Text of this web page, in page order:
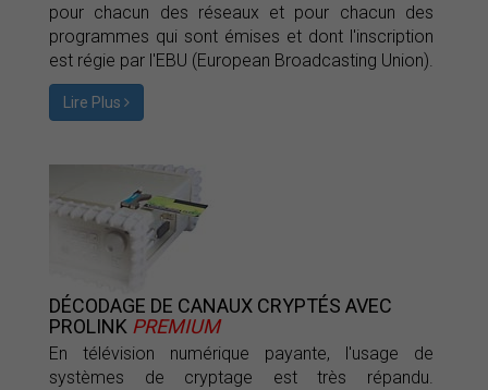
pour chacun des réseaux et pour chacun des
programmes qui sont émises et dont l'inscription
est régie par l'EBU (European Broadcasting Union).
Lire Plus
DÉCODAGE DE CANAUX CRYPTÉS AVEC
PROLINK PREMIUM
En télévision numérique payante, l'usage de
systèmes de cryptage est très répandu.